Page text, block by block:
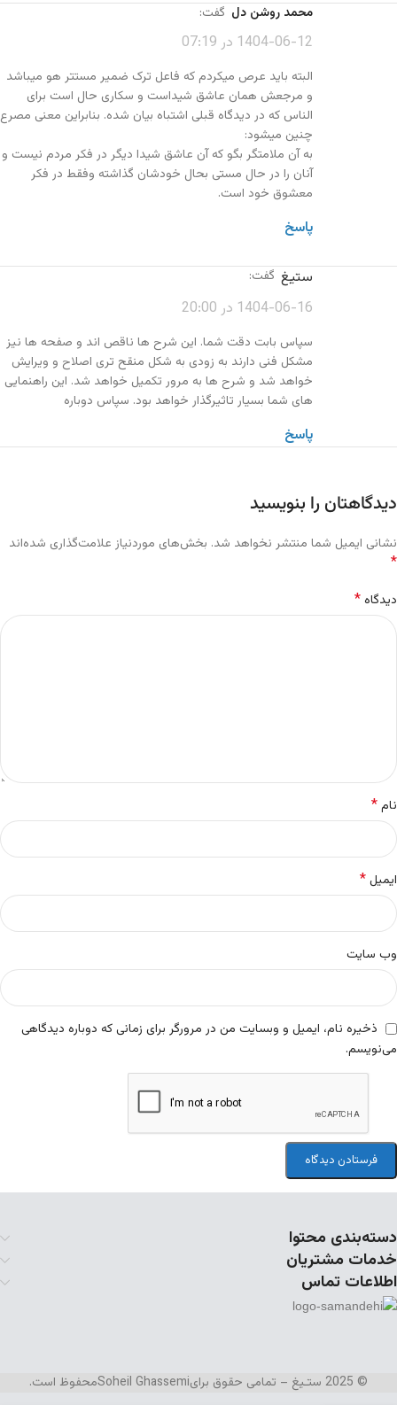
محمد روشن دل گفت:
1404-06-12 در 07:19
البته باید عرص میکردم که فاعل ترک ضمیر مستتر هو میباشد
و مرجعش همان عاشق شیداست و سکاری حال است برای
الناس که در دیدگاه قبلی اشتباه بیان شده. بنابراین معنی مصرع
چنین میشود:
به آن ملامتگر بگو که آن عاشق شیدا دیگر در فکر مردم نیست و
آنان را در حال مستی بحال خودشان گذاشته وفقط در فکر
معشوق خود است.
پاسخ
ستیغ گفت:
1404-06-16 در 20:00
سپاس بابت دقت شما. این شرح ها ناقص اند و صفحه ها نیز
مشکل فنی دارند به زودی به شکل منقح تری اصلاح و ویرایش
خواهد شد و شرح ها به مرور تکمیل خواهد شد. این راهنمایی
های شما بسیار تاثیرگذار خواهد بود. سپاس دوباره
پاسخ
دیدگاهتان را بنویسید
نشانی ایمیل شما منتشر نخواهد شد. بخش‌های موردنیاز علامت‌گذاری شده‌اند
*
دیدگاه*
نام*
ایمیل*
وب‌ سایت
ذخیره نام، ایمیل و وبسایت من در مرورگر برای زمانی که دوباره دیدگاهی
می‌نویسم.
دسته‌بندی محتوا
خدمات مشتریان
اطلاعات تماس
© 2025 ستـیغ – تمامی حقوق برای Soheil Ghassemiمحفوظ است.